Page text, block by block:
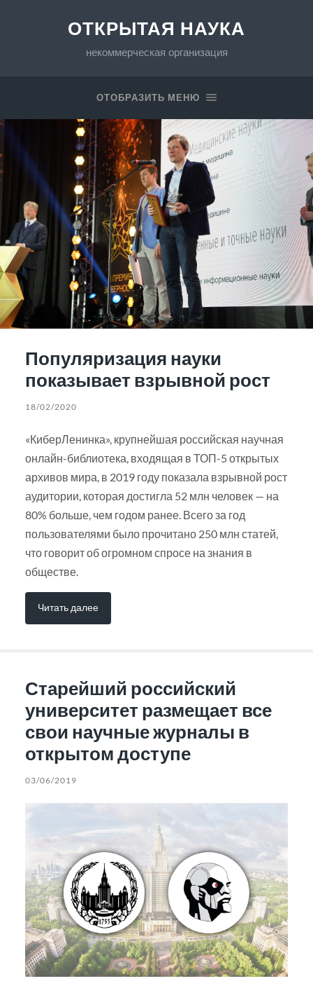
ОТКРЫТАЯ НАУКА
некоммерческая организация
ОТОБРАЗИТЬ МЕНЮ
Популяризация науки
показывает взрывной рост
18/02/2020
«КиберЛенинка», крупнейшая российская научная
онлайн-библиотека, входящая в ТОП-5 открытых
архивов мира, в 2019 году показала взрывной рост
аудитории, которая достигла 52 млн человек — на
80% больше, чем годом ранее. Всего за год
пользователями было прочитано 250 млн статей,
что говорит об огромном спросе на знания в
обществе.
Читать далее
Старейший российский
университет размещает все
свои научные журналы в
открытом доступе
03/06/2019